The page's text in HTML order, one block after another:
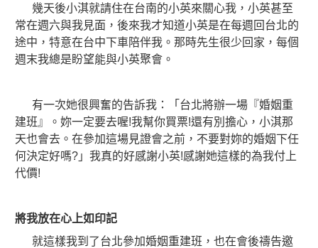
幾天後小淇就請住在台南的小英來關心我，小英甚至
常在週六與我見面，後來我才知道小英是在每週回台北的
途中，特意在台中下車陪伴我。那時先生很少回家，每個
週末我總是盼望能與小英聚會。
有一次她很興奮的告訴我：「台北將辦一場『婚姻重
建班』。妳一定要去喔!我幫你買票!還有別擔心，小淇那
天也會去。在參加這場見證會之前，不要對妳的婚姻下任
何決定好嗎?」我真的好感謝小英!感謝她這樣的為我付上
代價!
將我放在心上如印記
就這樣我到了台北參加婚姻重建班，也在會後禱告邀